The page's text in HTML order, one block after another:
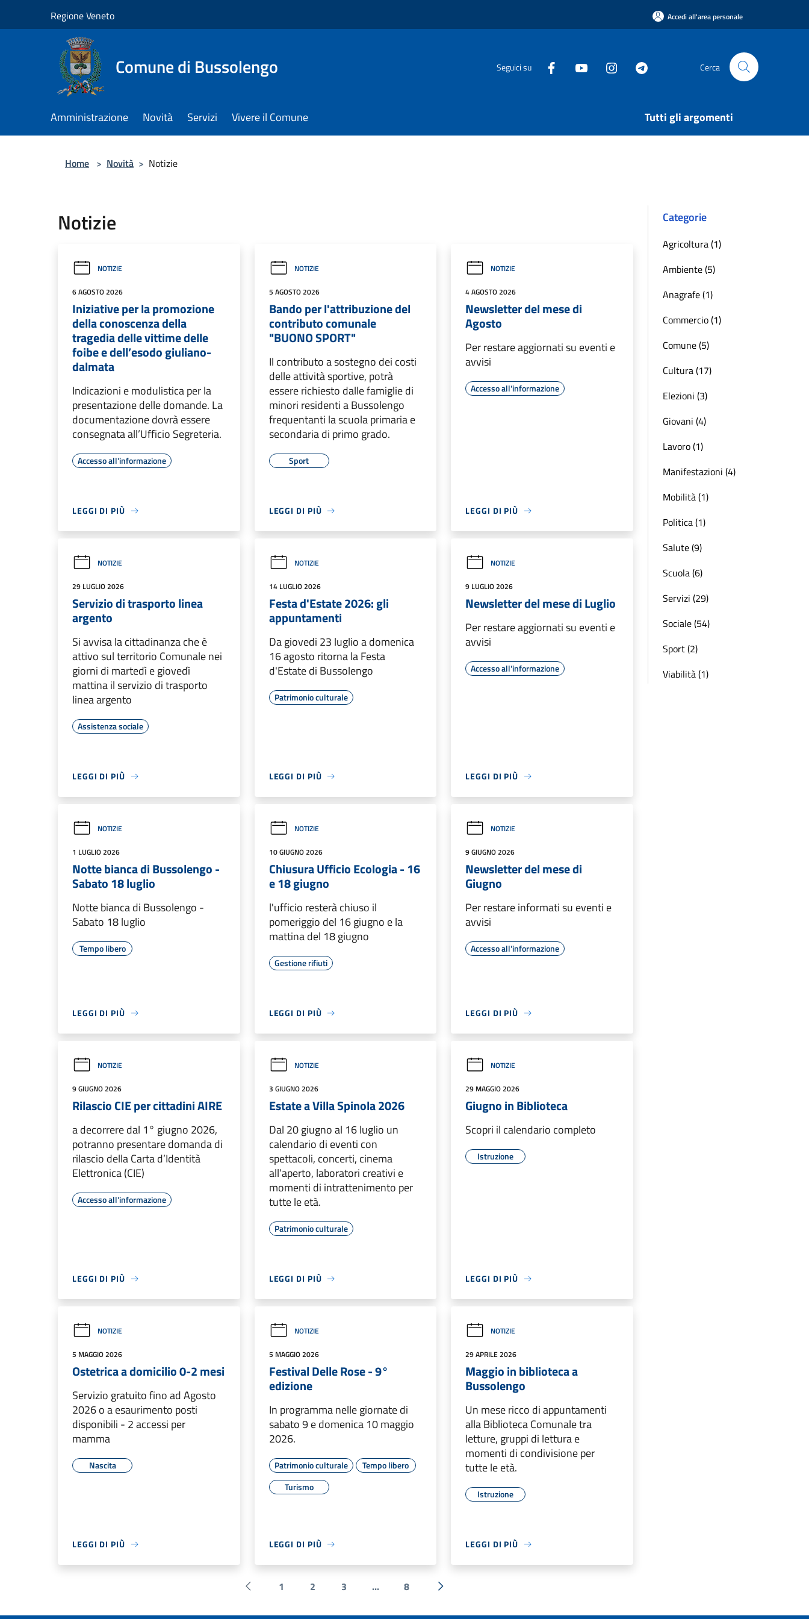
Regione Veneto Accedi all'area personale
Comune di Bussolengo Seguici su Cerca
Amministrazione Novità Servizi Vivere il Comune Tutti gli argomenti
Home > Novità > Notizie
Notizie
NOTIZIE
6 AGOSTO 2026
Iniziative per la promozione
della conoscenza della
tragedia delle vittime delle
foibe e dell’esodo giuliano-
dalmata
Indicazioni e modulistica per la
presentazione delle domande. La
documentazione dovrà essere
consegnata all’Ufficio Segreteria.
Accesso all'informazione
LEGGI DI PIÙ
NOTIZIE
5 AGOSTO 2026
Bando per l'attribuzione del
contributo comunale
"BUONO SPORT"
Il contributo a sostegno dei costi
delle attività sportive, potrà
essere richiesto dalle famiglie di
minori residenti a Bussolengo
frequentanti la scuola primaria e
secondaria di primo grado.
Sport
LEGGI DI PIÙ
NOTIZIE
4 AGOSTO 2026
Newsletter del mese di
Agosto
Per restare aggiornati su eventi e
avvisi
Accesso all'informazione
LEGGI DI PIÙ
NOTIZIE
29 LUGLIO 2026
Servizio di trasporto linea
argento
Si avvisa la cittadinanza che è
attivo sul territorio Comunale nei
giorni di martedì e giovedì
mattina il servizio di trasporto
linea argento
Assistenza sociale
LEGGI DI PIÙ
NOTIZIE
14 LUGLIO 2026
Festa d'Estate 2026: gli
appuntamenti
Da giovedi 23 luglio a domenica
16 agosto ritorna la Festa
d'Estate di Bussolengo
Patrimonio culturale
LEGGI DI PIÙ
NOTIZIE
9 LUGLIO 2026
Newsletter del mese di Luglio
Per restare aggiornati su eventi e
avvisi
Accesso all'informazione
LEGGI DI PIÙ
NOTIZIE
1 LUGLIO 2026
Notte bianca di Bussolengo -
Sabato 18 luglio
Notte bianca di Bussolengo -
Sabato 18 luglio
Tempo libero
LEGGI DI PIÙ
NOTIZIE
10 GIUGNO 2026
Chiusura Ufficio Ecologia - 16
e 18 giugno
l'ufficio resterà chiuso il
pomeriggio del 16 giugno e la
mattina del 18 giugno
Gestione rifiuti
LEGGI DI PIÙ
NOTIZIE
9 GIUGNO 2026
Newsletter del mese di
Giugno
Per restare informati su eventi e
avvisi
Accesso all'informazione
LEGGI DI PIÙ
NOTIZIE
9 GIUGNO 2026
Rilascio CIE per cittadini AIRE
a decorrere dal 1° giugno 2026,
potranno presentare domanda di
rilascio della Carta d’Identità
Elettronica (CIE)
Accesso all'informazione
LEGGI DI PIÙ
NOTIZIE
3 GIUGNO 2026
Estate a Villa Spinola 2026
Dal 20 giugno al 16 luglio un
calendario di eventi con
spettacoli, concerti, cinema
all’aperto, laboratori creativi e
momenti di intrattenimento per
tutte le età.
Patrimonio culturale
LEGGI DI PIÙ
NOTIZIE
29 MAGGIO 2026
Giugno in Biblioteca
Scopri il calendario completo
Istruzione
LEGGI DI PIÙ
NOTIZIE
5 MAGGIO 2026
Ostetrica a domicilio 0-2 mesi
Servizio gratuito fino ad Agosto
2026 o a esaurimento posti
disponibili - 2 accessi per
mamma
Nascita
LEGGI DI PIÙ
NOTIZIE
5 MAGGIO 2026
Festival Delle Rose - 9°
edizione
In programma nelle giornate di
sabato 9 e domenica 10 maggio
2026.
Patrimonio culturale
Tempo libero
Turismo
LEGGI DI PIÙ
NOTIZIE
29 APRILE 2026
Maggio in biblioteca a
Bussolengo
Un mese ricco di appuntamenti
alla Biblioteca Comunale tra
letture, gruppi di lettura e
momenti di condivisione per
tutte le età.
Istruzione
LEGGI DI PIÙ
Pagina precedente
1 2 3 ... 8
Successiva »
Categorie
Agricoltura (1)
Ambiente (5)
Anagrafe (1)
Commercio (1)
Comune (5)
Cultura (17)
Elezioni (3)
Giovani (4)
Lavoro (1)
Manifestazioni (4)
Mobilità (1)
Politica (1)
Salute (9)
Scuola (6)
Servizi (29)
Sociale (54)
Sport (2)
Viabilità (1)